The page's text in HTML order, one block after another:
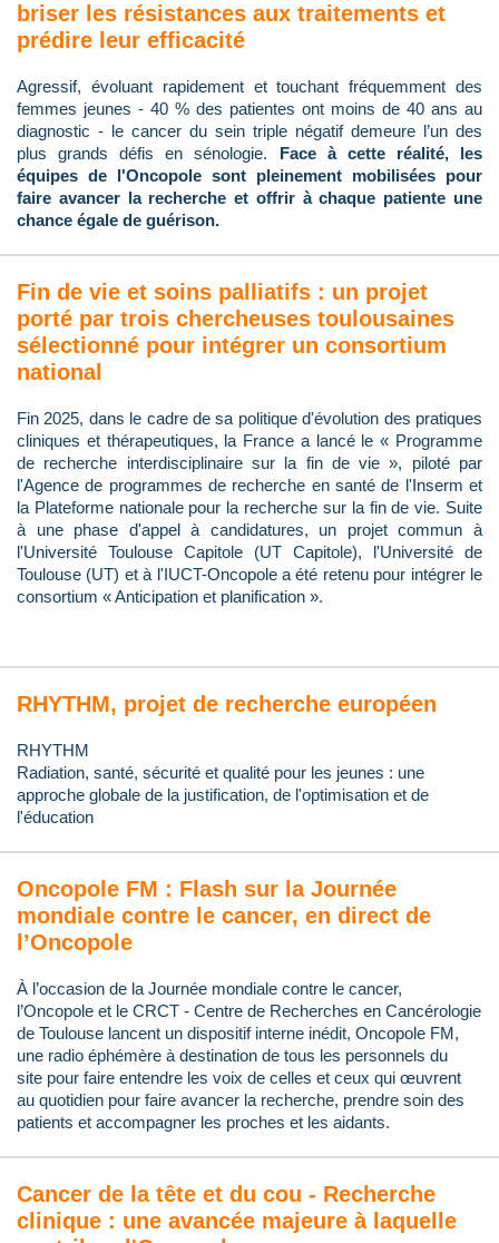
briser les résistances aux traitements et
prédire leur efficacité
Agressif, évoluant rapidement et touchant fréquemment des
femmes jeunes - 40 % des patientes ont moins de 40 ans au
diagnostic - le cancer du sein triple négatif demeure l’un des
plus grands défis en sénologie. Face à cette réalité, les
équipes de l'Oncopole sont pleinement mobilisées pour
faire avancer la recherche et offrir à chaque patiente une
chance égale de guérison.
Fin de vie et soins palliatifs : un projet
porté par trois chercheuses toulousaines
sélectionné pour intégrer un consortium
national
Fin 2025, dans le cadre de sa politique d'évolution des pratiques
cliniques et thérapeutiques, la France a lancé le « Programme
de recherche interdisciplinaire sur la fin de vie », piloté par
l'Agence de programmes de recherche en santé de l'Inserm et
la Plateforme nationale pour la recherche sur la fin de vie. Suite
à une phase d'appel à candidatures, un projet commun à
l'Université Toulouse Capitole (UT Capitole), l'Université de
Toulouse (UT) et à l'IUCT-Oncopole a été retenu pour intégrer le
consortium « Anticipation et planification ».
RHYTHM, projet de recherche européen
RHYTHM
Radiation, santé, sécurité et qualité pour les jeunes : une
approche globale de la justification, de l'optimisation et de
l'éducation
Oncopole FM : Flash sur la Journée
mondiale contre le cancer, en direct de
l’Oncopole
À l’occasion de la Journée mondiale contre le cancer,
l’Oncopole et le CRCT - Centre de Recherches en Cancérologie
de Toulouse lancent un dispositif interne inédit, Oncopole FM,
une radio éphémère à destination de tous les personnels du
site pour faire entendre les voix de celles et ceux qui œuvrent
au quotidien pour faire avancer la recherche, prendre soin des
patients et accompagner les proches et les aidants.
Cancer de la tête et du cou - Recherche
clinique : une avancée majeure à laquelle